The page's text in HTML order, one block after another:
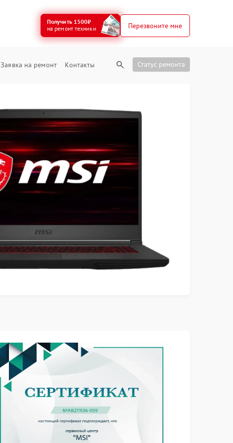
Получить 1500₽
на ремонт техники
Перезвоните мне
Заявка на ремонт Контакты Статус ремонта